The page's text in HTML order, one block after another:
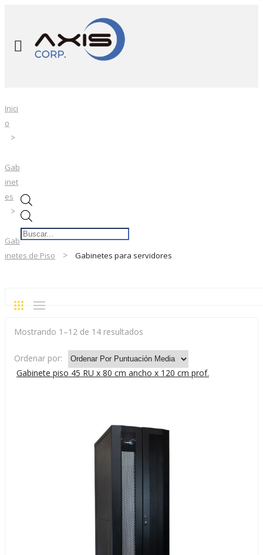
de
Inici
o
Gab
inet
es
Gab
inetes de Piso
Gabinetes para servidores
Mostrando 1–12 de 14 resultados
por
puntuación
Ordenar por:
Gabinete piso 45 RU x 80 cm ancho x 120 cm prof.